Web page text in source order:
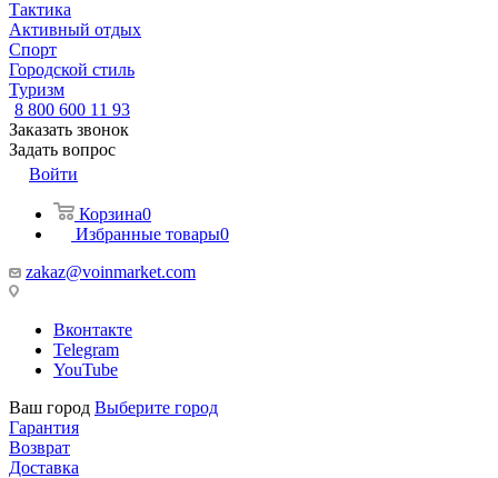
Тактика
Активный отдых
Спорт
Городской стиль
Туризм
8 800 600 11 93
Заказать звонок
Задать вопрос
Войти
Корзина0
Избранные товары0
zakaz@voinmarket.com
Вконтакте
Telegram
YouTube
Ваш город Выберите город
Гарантия
Возврат
Доставка